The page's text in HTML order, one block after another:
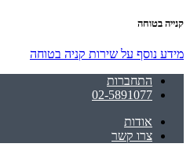
קנייה בטוחה
מידע נוסף על שירות קניה בטוחה
התחברות
02-5891077
אודות
צרו קשר